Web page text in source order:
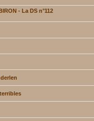
- La DS n°112